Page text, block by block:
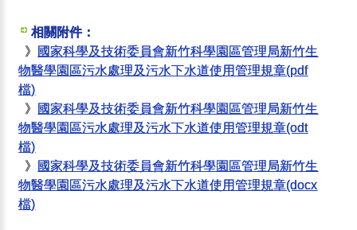
相關附件：
》 國家科學及技術委員會新竹科學園區管理局新竹生
物醫學園區污水處理及污水下水道使用管理規章(pdf
檔)
》 國家科學及技術委員會新竹科學園區管理局新竹生
物醫學園區污水處理及污水下水道使用管理規章(odt
檔)
》 國家科學及技術委員會新竹科學園區管理局新竹生
物醫學園區污水處理及污水下水道使用管理規章(docx
檔)